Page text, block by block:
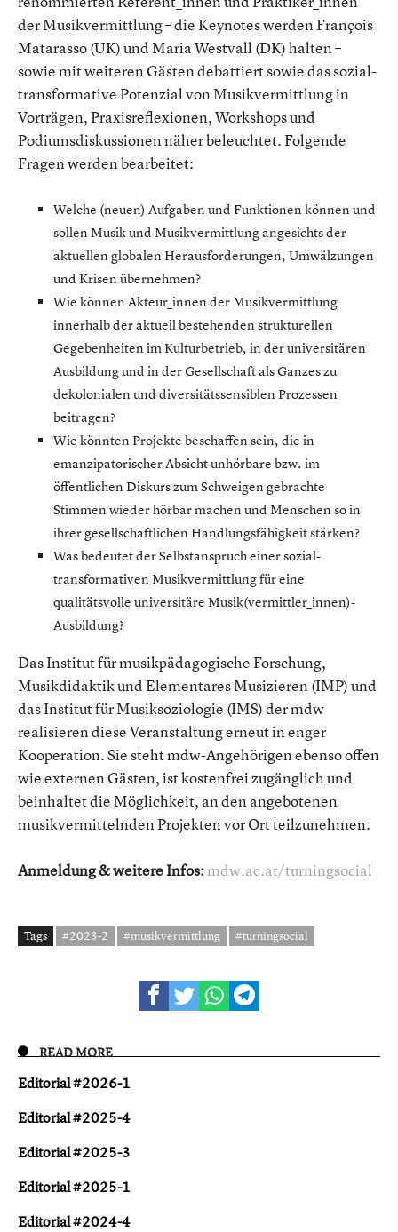
der Musikvermittlung – die Keynotes werden François
Matarasso (UK) und Maria Westvall (DK) halten –
sowie mit weiteren Gästen debattiert sowie das sozial-
transformative Potenzial von Musikvermittlung in
Vorträgen, Praxisreflexionen, Workshops und
Podiumsdiskussionen näher beleuchtet. Folgende
Fragen werden bearbeitet:
Welche (neuen) Aufgaben und Funktionen können und
sollen Musik und Musikvermittlung angesichts der
aktuellen globalen Herausforderungen, Umwälzungen
und Krisen übernehmen?
Wie können Akteur_innen der Musikvermittlung
innerhalb der aktuell bestehenden strukturellen
Gegebenheiten im Kulturbetrieb, in der universitären
Ausbildung und in der Gesellschaft als Ganzes zu
dekolonialen und diversitätssensiblen Prozessen
beitragen?
Wie könnten Projekte beschaffen sein, die in
emanzipatorischer Absicht unhörbare bzw. im
öffentlichen Diskurs zum Schweigen gebrachte
Stimmen wieder hörbar machen und Menschen so in
ihrer gesellschaftlichen Handlungsfähigkeit stärken?
Was bedeutet der Selbstanspruch einer sozial-
transformativen Musikvermittlung für eine
qualitätsvolle universitäre Musik(vermittler_innen)-
Ausbildung?
Das Institut für musikpädagogische Forschung,
Musikdidaktik und Elementares Musizieren (IMP) und
das Institut für Musiksoziologie (IMS) der mdw
realisieren diese Veranstaltung erneut in enger
Kooperation. Sie steht mdw-Angehörigen ebenso offen
wie externen Gästen, ist kostenfrei zugänglich und
beinhaltet die Möglichkeit, an den angebotenen
musikvermittelnden Projekten vor Ort teilzunehmen.
Anmeldung & weitere Infos:mdw.ac.at/turningsocial
Tags #2023-2 #musikvermittlung #turningsocial
READ MORE
Editorial #2026-1
Editorial #2025-4
Editorial #2025-3
Editorial #2025-1
Editorial #2024-4